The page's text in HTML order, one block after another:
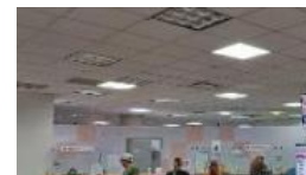
riguroso, profesional, honesto
en coordinación con otras
estados (...) A nosotros lo
construcción de la paz en
delitos y eso se hace con Atención
impunidad. Si hay personas,
vinculados con algún grupo
(...) El trabajo que se ha hecho
entramos ha dado un
muestra cómo se hizo, no